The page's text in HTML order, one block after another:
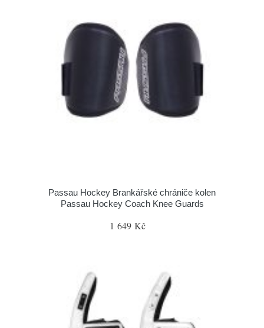
Passau Hockey Brankářské chrániče kolen
Passau Hockey Coach Knee Guards
1 649 Kč